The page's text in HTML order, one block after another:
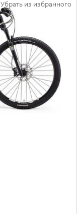
Убрать из избранного